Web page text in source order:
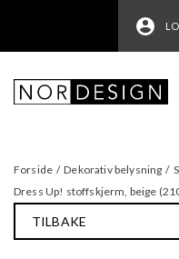
Forside / Dekorativ belysning /
Dress Up! stoffskjerm, beige
TILBAKE